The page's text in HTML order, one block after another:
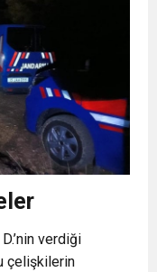
verdiği
çelişkilerin